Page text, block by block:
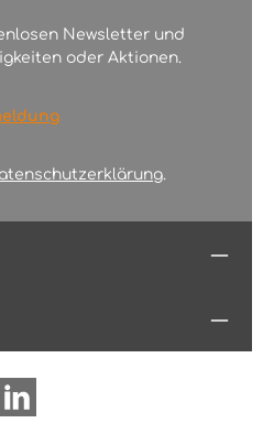
Newsletter und
oder Aktionen.
.